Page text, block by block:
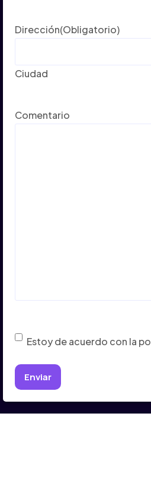
Dirección(Obligatorio)
Ciudad
Comentario
Consentimiento (Obligatorio)
Estoy de acuerdo con la